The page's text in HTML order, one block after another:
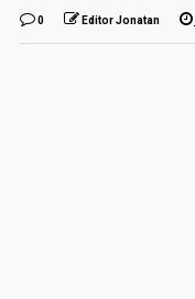
0 Editor Jonatan